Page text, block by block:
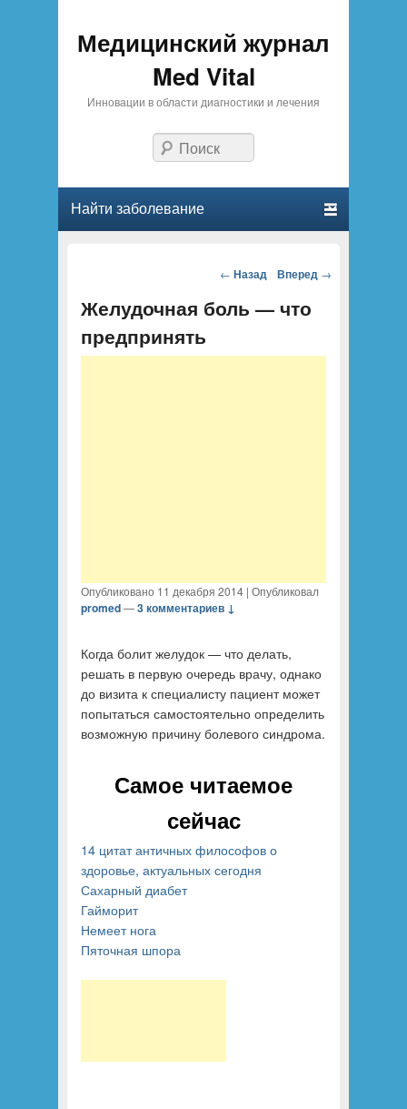
Медицинский журнал
Med Vital
Инновации в области диагностики и лечения
Поиск
Главное меню
Перейти к основному содержанию
Перейти к дополнительному содержимому
Навигация по
← Назад Вперед →
Желудочная боль — что
предпринять
Опубликовано 11 декабря 2014| Опубликовал
promed—3 комментариев ↓
Когда болит желудок — что делать,
решать в первую очередь врачу, однако
до визита к специалисту пациент может
попытаться самостоятельно определить
возможную причину болевого синдрома.
Самое читаемое
сейчас
14 цитат античных философов о
здоровье, актуальных сегодня
Сахарный диабет
Гайморит
Немеет нога
Пяточная шпора
предлагают
за 11 классс